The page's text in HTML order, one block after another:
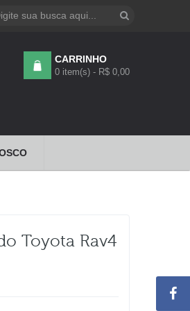
CARRINHO
0 item(s) - R$ 0,00
Toyota Rav4